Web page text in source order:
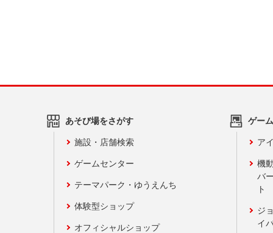
あそび場をさがす
施設・店舗検索
ゲームセンター
テーマパーク・ゆうえんち
体験型ショップ
オフィシャルショップ
ゲー
ア
機
バ
ト
ジ
イ